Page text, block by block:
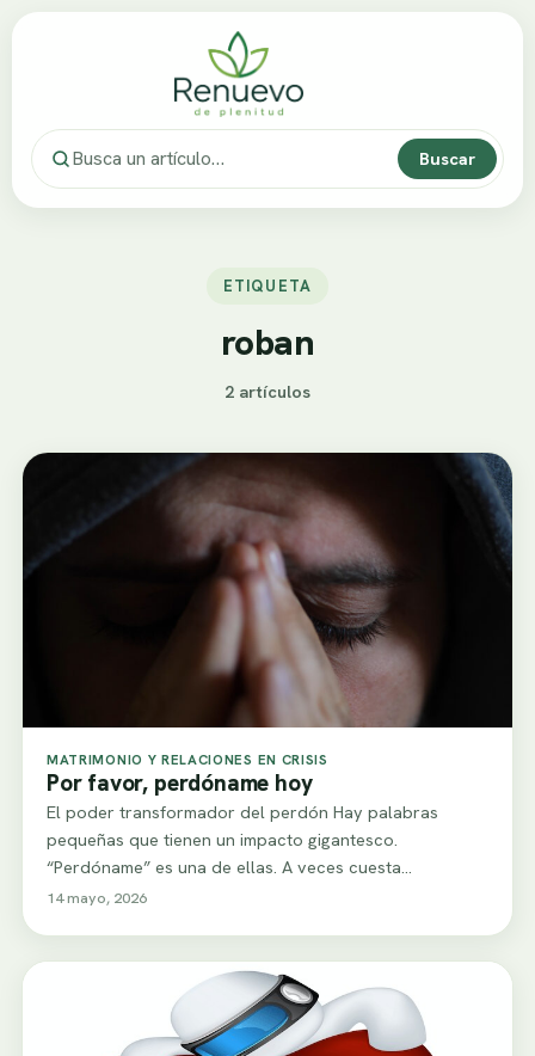
Buscar
ETIQUETA
roban
2 artículos
MATRIMONIO Y RELACIONES EN CRISIS
Por favor, perdóname hoy
El poder transformador del perdón Hay palabras
pequeñas que tienen un impacto gigantesco.
“Perdóname” es una de ellas. A veces cuesta
pronunciarla…
14 mayo, 2026